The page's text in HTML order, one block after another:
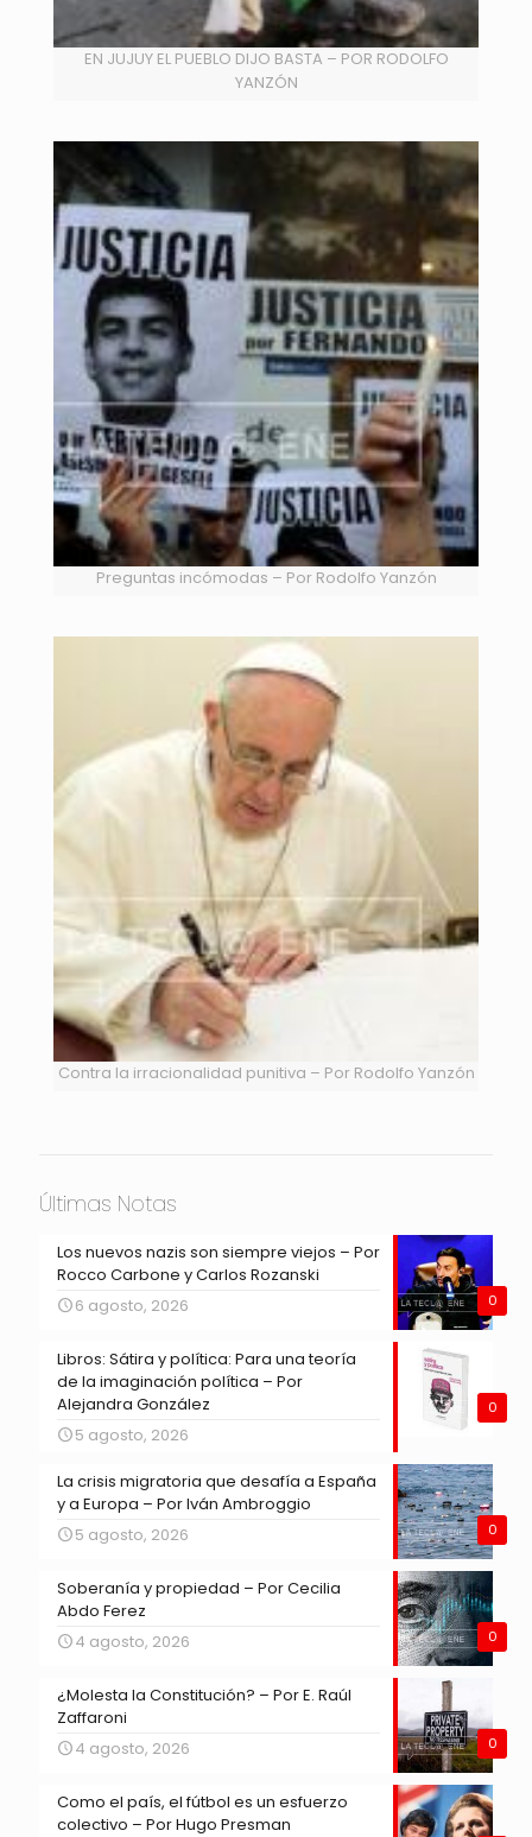
EN JUJUY EL PUEBLO DIJO BASTA – POR RODOLFO
YANZÓN
Preguntas incómodas – Por Rodolfo Yanzón
Contra la irracionalidad punitiva – Por Rodolfo Yanzón
Últimas Notas
0
Los nuevos nazis son siempre viejos – Por
Rocco Carbone y Carlos Rozanski
6 agosto, 2026
0
Libros: Sátira y política: Para una teoría
de la imaginación política – Por
Alejandra González
5 agosto, 2026
0
La crisis migratoria que desafía a España
y a Europa – Por Iván Ambroggio
5 agosto, 2026
0
Soberanía y propiedad – Por Cecilia
Abdo Ferez
4 agosto, 2026
0
¿Molesta la Constitución? – Por E. Raúl
Zaffaroni
4 agosto, 2026
Como el país, el fútbol es un esfuerzo
colectivo – Por Hugo Presman